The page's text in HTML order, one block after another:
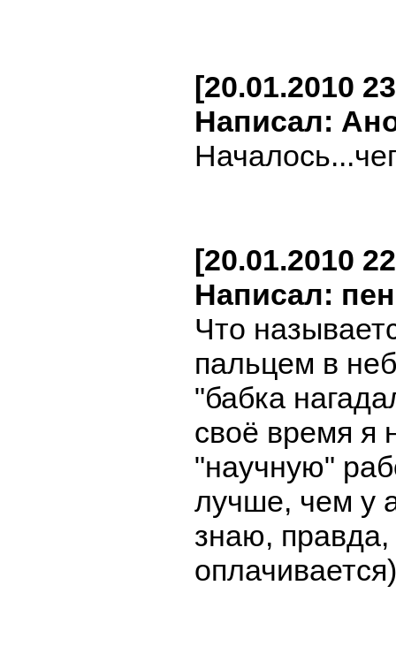
[20.01.2010
Написал:
[20.01.2010
Написал:
Что
пальцем в
"бабка
своё время я
"научную"
лучше, чем у
знаю, правда,